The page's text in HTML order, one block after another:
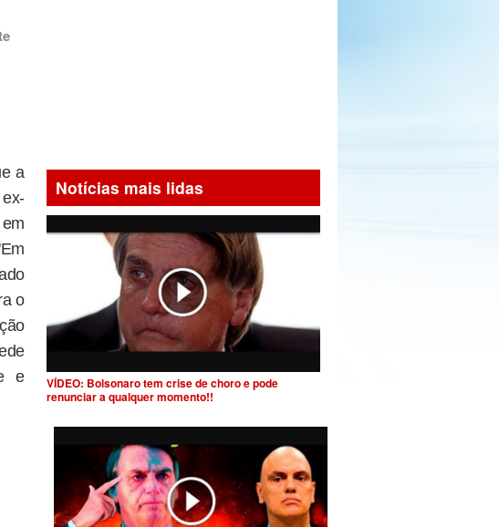
a
o
e
Notícias mais lidas
VÍDEO: Bolsonaro tem crise de choro e pode
renunciar a qualquer momento!!